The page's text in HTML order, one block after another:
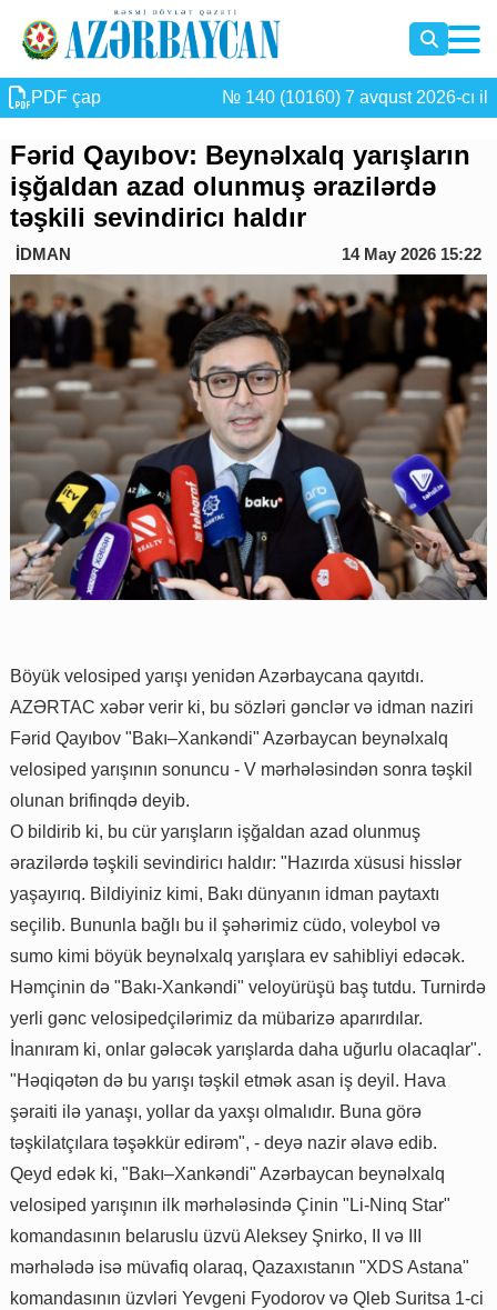
PDF çap № 140 (10160) 7 avqust 2026-cı il
Fərid Qayıbov: Beynəlxalq yarışların
işğaldan azad olunmuş ərazilərdə
təşkili sevindiricı haldır
İDMAN 14 May 2026 15:22
Böyük velosiped yarışı yenidən Azərbaycana qayıtdı.
AZƏRTAC xəbər verir ki, bu sözləri gənclər və idman naziri
Fərid Qayıbov "Bakı–Xankəndi" Azərbaycan beynəlxalq
velosiped yarışının sonuncu - V mərhələsindən sonra təşkil
olunan brifinqdə deyib.
O bildirib ki, bu cür yarışların işğaldan azad olunmuş
ərazilərdə təşkili sevindiricı haldır: "Hazırda xüsusi hisslər
yaşayırıq. Bildiyiniz kimi, Bakı dünyanın idman paytaxtı
seçilib. Bununla bağlı bu il şəhərimiz cüdo, voleybol və
sumo kimi böyük beynəlxalq yarışlara ev sahibliyi edəcək.
Həmçinin də "Bakı-Xankəndi" veloyürüşü baş tutdu. Turnirdə
yerli gənc velosipedçilərimiz da mübarizə aparırdılar.
İnanıram ki, onlar gələcək yarışlarda daha uğurlu olacaqlar".
"Həqiqətən də bu yarışı təşkil etmək asan iş deyil. Hava
şəraiti ilə yanaşı, yollar da yaxşı olmalıdır. Buna görə
təşkilatçılara təşəkkür edirəm", - deyə nazir əlavə edib.
Qeyd edək ki, "Bakı–Xankəndi" Azərbaycan beynəlxalq
velosiped yarışının ilk mərhələsində Çinin "Li-Ninq Star"
komandasının belaruslu üzvü Aleksey Şnirko, II və III
mərhələdə isə müvafiq olaraq, Qazaxıstanın "XDS Astana"
komandasının üzvləri Yevgeni Fyodorov və Qleb Suritsa 1-ci